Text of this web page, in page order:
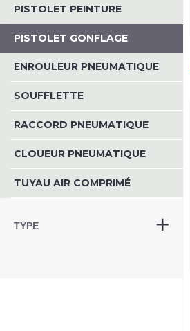
PISTOLET PEINTURE
PISTOLET GONFLAGE
ENROULEUR PNEUMATIQUE
SOUFFLETTE
RACCORD PNEUMATIQUE
CLOUEUR PNEUMATIQUE
TUYAU AIR COMPRIMÉ
TYPE